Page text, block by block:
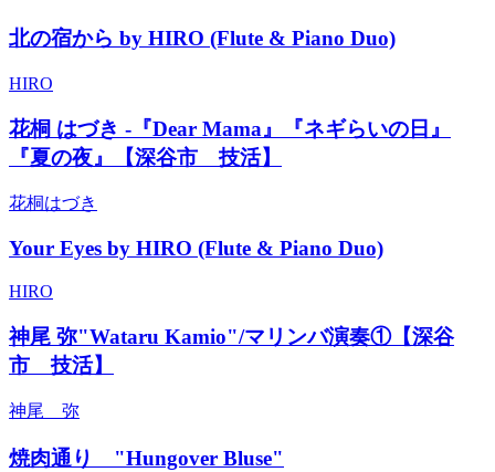
北の宿から by HIRO (Flute & Piano Duo)
HIRO
花桐 はづき -『Dear Mama』『ネギらいの日』
『夏の夜』【深谷市 技活】
花桐はづき
Your Eyes by HIRO (Flute & Piano Duo)
HIRO
神尾 弥"Wataru Kamio"/マリンバ演奏①【深谷
市 技活】
神尾 弥
焼肉通り "Hungover Bluse"